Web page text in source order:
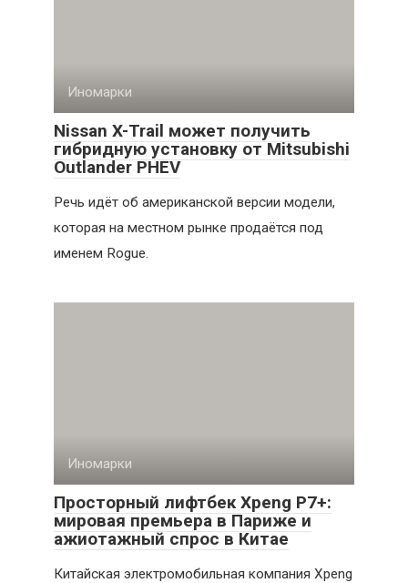
Иномарки
Nissan X-Trail может получить
гибридную установку от Mitsubishi
Outlander PHEV
Речь идёт об американской версии модели,
которая на местном рынке продаётся под
именем Rogue.
Иномарки
Просторный лифтбек Xpeng P7+:
мировая премьера в Париже и
ажиотажный спрос в Китае
Китайская электромобильная компания Xpeng